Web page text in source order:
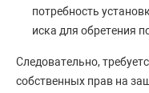
потребность
иска для обретения
Следовательно,
собственных прав на